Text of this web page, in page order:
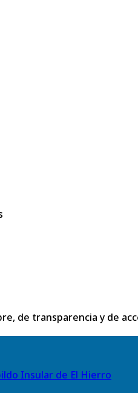
de transparencia y de
Insular de El Hierro